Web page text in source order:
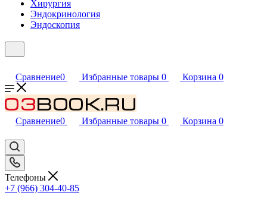
Хирургия
Эндокринология
Эндоскопия
Сравнение0 Избранные товары 0 Корзина 0
Сравнение0 Избранные товары 0 Корзина 0
Телефоны
+7 (966) 304-40-85